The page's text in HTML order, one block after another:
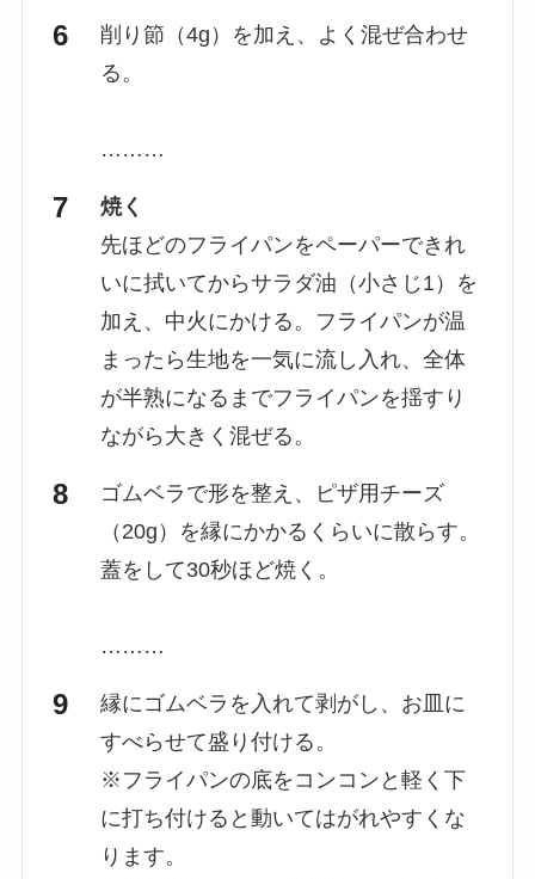
削り節（4g）を加え、よく混ぜ合わせ
る。
………
焼く
先ほどのフライパンをペーパーできれ
いに拭いてからサラダ油（小さじ1）を
加え、中火にかける。フライパンが温
まったら生地を一気に流し入れ、全体
が半熟になるまでフライパンを揺すり
ながら大きく混ぜる。
ゴムベラで形を整え、ピザ用チーズ
（20g）を縁にかかるくらいに散らす。
蓋をして30秒ほど焼く。
………
縁にゴムベラを入れて剥がし、お皿に
すべらせて盛り付ける。
※フライパンの底をコンコンと軽く下
に打ち付けると動いてはがれやすくな
ります。